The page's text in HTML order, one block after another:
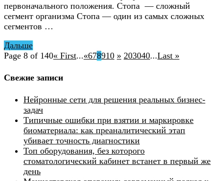
первоначального положения. Стопа — сложный
сегмент организма Стопа — один из самых сложных
сегментов …
Дальше
Page 8 of 140« First...«678910 » 203040...Last »
Свежие записи
Нейронные сети для решения реальных бизнес-
задач
Типичные ошибки при взятии и маркировке
биоматериала: как преаналитический этап
убивает точность диагностики
Топ оборудования, без которого
стоматологический кабинет встанет в первый же
день